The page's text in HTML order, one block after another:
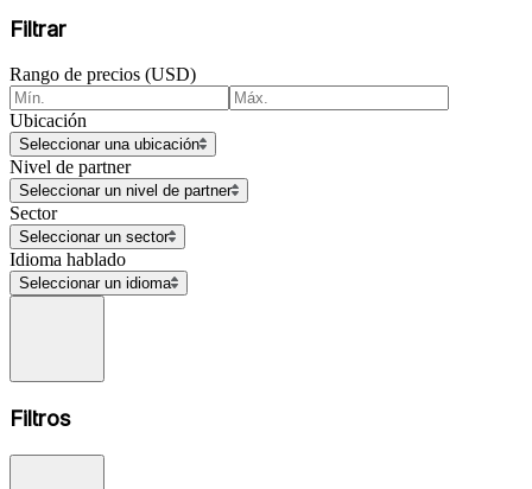
Filtrar
Rango de precios (USD)
Ubicación
Seleccionar una ubicación
Nivel de partner
Seleccionar un nivel de partner
Sector
Seleccionar un sector
Idioma hablado
Seleccionar un idioma
Filtros